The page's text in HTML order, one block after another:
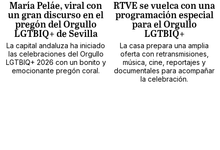
María Peláe, viral con
un gran discurso en el
pregón del Orgullo
LGTBIQ+ de Sevilla
La capital andaluza ha iniciado
las celebraciones del Orgullo
LGTBIQ+ 2026 con un bonito y
emocionante pregón coral.
RTVE se vuelca con una
programación especial
para el Orgullo
LGTBIQ+
La casa prepara una amplia
oferta con retransmisiones,
música, cine, reportajes y
documentales para acompañar
la celebración.